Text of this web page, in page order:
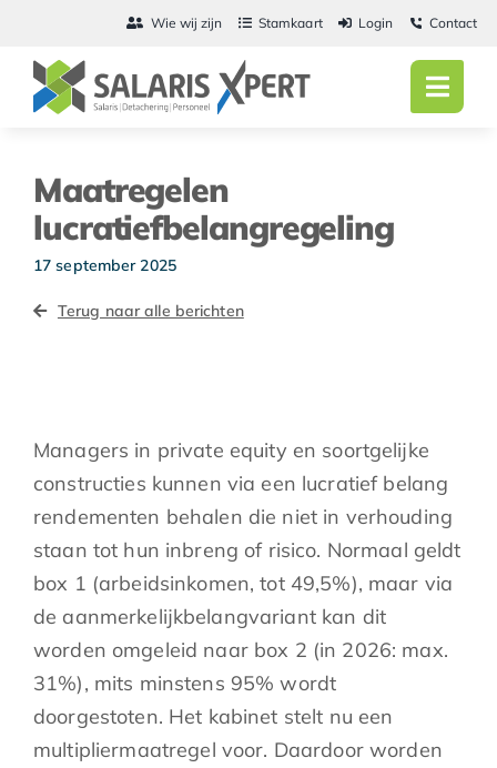
inhoud
Wie wij zijn Stamkaart Login Contact
Actueel
Maatregelen
lucratiefbelangregeling
17 september 2025
Terug naar alle berichten
Managers in private equity en soortgelijke
constructies kunnen via een lucratief belang
rendementen behalen die niet in verhouding
staan tot hun inbreng of risico. Normaal geldt
box 1 (arbeidsinkomen, tot 49,5%), maar via
de aanmerkelijkbelangvariant kan dit
worden omgeleid naar box 2 (in 2026: max.
31%), mits minstens 95% wordt
doorgestoten. Het kabinet stelt nu een
multipliermaatregel voor. Daardoor worden